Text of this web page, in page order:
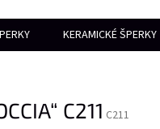
KERAMICKÉ ŠPERKY
C211 C211